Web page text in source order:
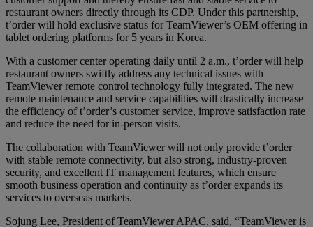
restaurant owners directly through its CDP. Under this partnership,
t’order will hold exclusive status for TeamViewer’s OEM offering in
tablet ordering platforms for 5 years in Korea.
With a customer center operating daily until 2 a.m., t’order will help
restaurant owners swiftly address any technical issues with
TeamViewer remote control technology fully integrated. The new
remote maintenance and service capabilities will drastically increase
the efficiency of t’order’s customer service, improve satisfaction rate
and reduce the need for in-person visits.
The collaboration with TeamViewer will not only provide t’order
with stable remote connectivity, but also strong, industry-proven
security, and excellent IT management features, which ensure
smooth business operation and continuity as t’order expands its
services to overseas markets.
Sojung Lee, President of TeamViewer APAC, said, “TeamViewer is